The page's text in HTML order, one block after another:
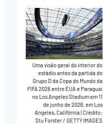
Uma visão geral do interior do
estádio antes da partida do
Grupo D da Copa do Mundo da
FIFA 2026 entre EUA e Paraguai
no Los Angeles Stadium em 11
de junho de 2026, em Los
Angeles, Califórnia|Crédito:
Stu Forster / GETTY IMAGES